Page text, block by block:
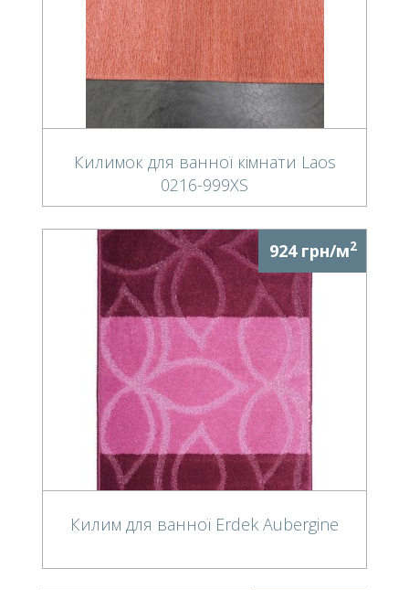
Килимок для ванної кімнати Laos
0216-999XS
924 грн/м2
Килим для ванної Erdek Aubergine